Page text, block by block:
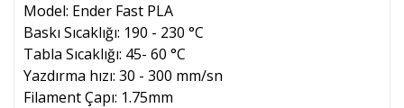
Model: Ender Fast PLA
Baskı Sıcaklığı: 190 - 230 °C
Tabla Sıcaklığı: 45- 60 °C
Yazdırma hızı: 30 - 300 mm/sn
Filament Çapı: 1.75mm